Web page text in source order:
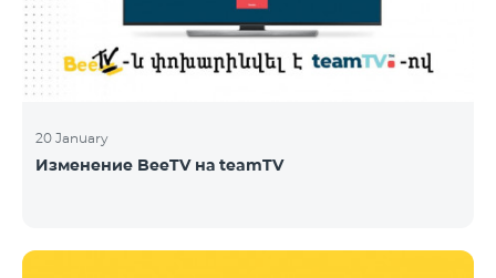
20 January
Изменение BeeTV на teamTV